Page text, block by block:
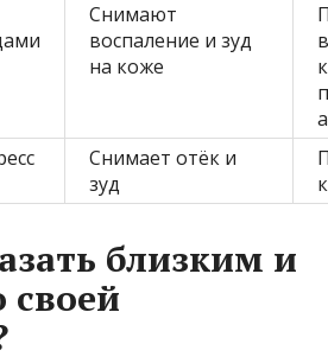
Снимают
воспаление и зуд
на коже
Снимает отёк и
зуд
близким и
своей